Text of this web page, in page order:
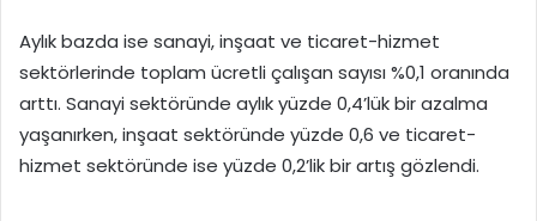
Aylık bazda ise sanayi, inşaat ve ticaret-hizmet
sektörlerinde toplam ücretli çalışan sayısı %0,1 oranında
arttı. Sanayi sektöründe aylık yüzde 0,4’lük bir azalma
yaşanırken, inşaat sektöründe yüzde 0,6 ve ticaret-
hizmet sektöründe ise yüzde 0,2’lik bir artış gözlendi.